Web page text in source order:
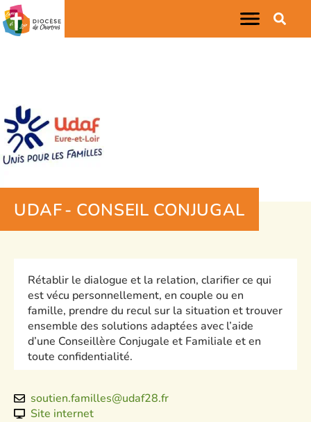
UDAF - CONSEIL CONJUGAL
Rétablir le dialogue et la relation, clarifier ce qui
est vécu personnellement, en couple ou en
famille, prendre du recul sur la situation et trouver
ensemble des solutions adaptées avec l’aide
d’une Conseillère Conjugale et Familiale et en
toute confidentialité.
soutien.familles@udaf28.fr
Site internet